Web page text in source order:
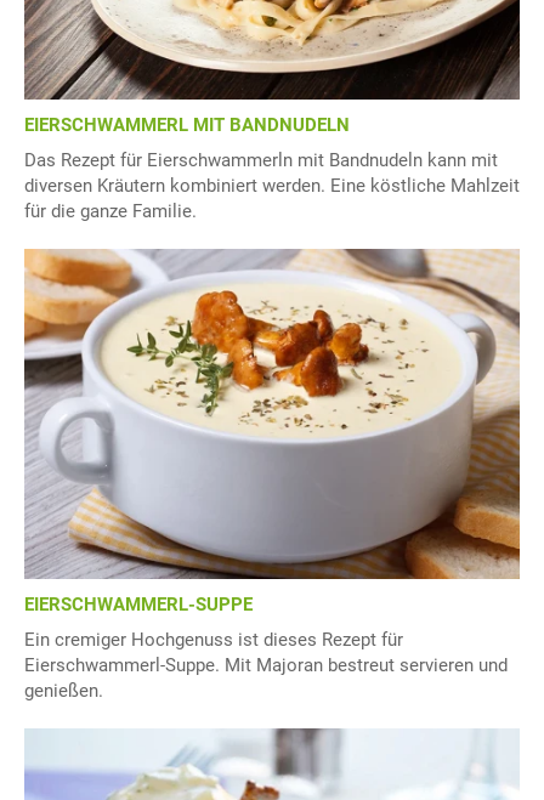
EIERSCHWAMMERL MIT BANDNUDELN
Das Rezept für Eierschwammerln mit Bandnudeln kann mit
diversen Kräutern kombiniert werden. Eine köstliche Mahlzeit
für die ganze Familie.
EIERSCHWAMMERL-SUPPE
Ein cremiger Hochgenuss ist dieses Rezept für
Eierschwammerl-Suppe. Mit Majoran bestreut servieren und
genießen.